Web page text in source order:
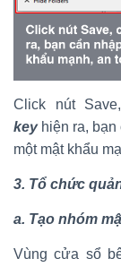
Click nút
keyhiện ra, bạn
một mật khẩu
3. Tổ chức
a. Tạo nhóm
Vùng cửa sổ